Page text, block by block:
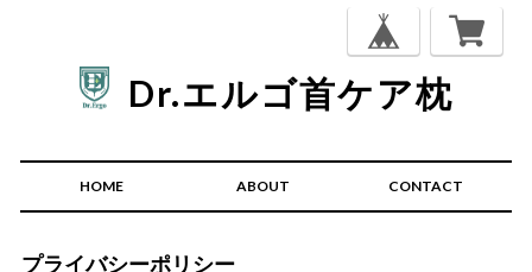
Dr.エルゴ首ケア枕
HOME ABOUT CONTACT
プライバシーポリシー